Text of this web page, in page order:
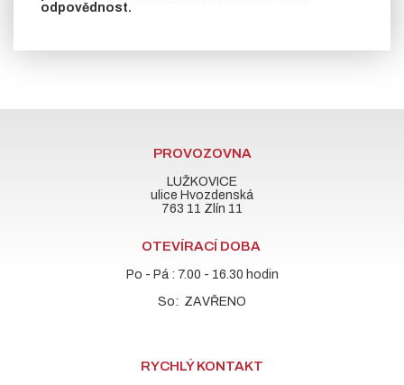
odpovědnost.
PROVOZOVNA
LUŽKOVICE
ulice Hvozdenská
763 11 Zlín 11
OTEVÍRACÍ DOBA
Po - Pá : 7.00 - 16.30 hodin
So: ZAVŘENO
RYCHLÝ KONTAKT